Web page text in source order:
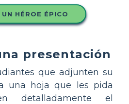
UN HÉROE ÉPICO
presentación
que adjunten su
una hoja que les pida
detalladamente el